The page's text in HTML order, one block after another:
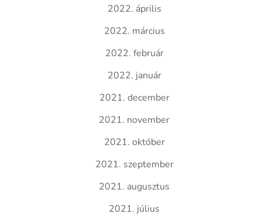
2022. április
2022. március
2022. február
2022. január
2021. december
2021. november
2021. október
2021. szeptember
2021. augusztus
2021. július